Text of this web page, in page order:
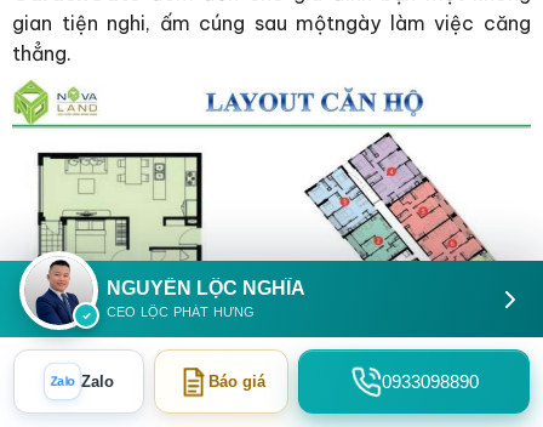
gian tiện nghi, ấm cúng sau mộtngày làm việc căng
thẳng.
NGUYỄN LỘC NGHĨA
CEO LỘC PHÁT HƯNG
Zalo Zalo Báo giá 0933098890